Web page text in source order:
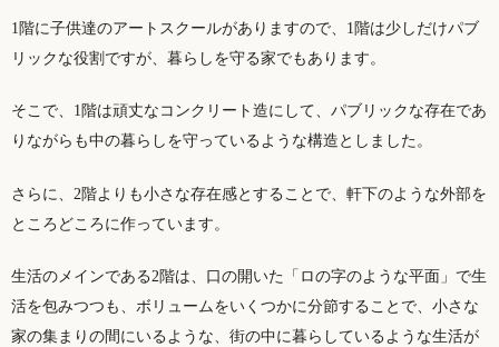
1階に子供達のアートスクールがありますので、1階は少しだけパブ
リックな役割ですが、暮らしを守る家でもあります。
そこで、1階は頑丈なコンクリート造にして、パブリックな存在であ
りながらも中の暮らしを守っているような構造としました。
さらに、2階よりも小さな存在感とすることで、軒下のような外部を
ところどころに作っています。
生活のメインである2階は、口の開いた「ロの字のような平面」で生
活を包みつつも、ボリュームをいくつかに分節することで、小さな
家の集まりの間にいるような、街の中に暮らしているような生活が